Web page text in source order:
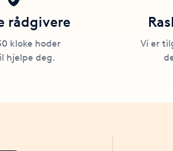
rådgivere
kloke hoder
hjelpe deg.
Vi er